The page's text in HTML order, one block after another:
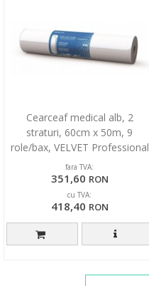
Cearceaf medical alb, 2
straturi, 60cm x 50m, 9
role/bax, VELVET Professional
Comfort
fara TVA:
351,60 RON
cu TVA:
418,40 RON